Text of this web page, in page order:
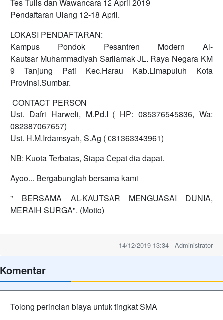
Tes Tulis dan Wawancara 12 April 2019
Pendaftaran Ulang 12-18 April.
LOKASI PENDAFTARAN:
Kampus Pondok Pesantren Modern Al-
Kautsar Muhammadiyah Sarilamak JL. Raya Negara KM
9 Tanjung Pati Kec.Harau Kab.Limapuluh Kota
Provinsi.Sumbar.
CONTACT PERSON
Ust. Dafri Harweli, M.Pd.I ( HP: 085376545836, Wa:
082387067657)
Ust. H.M.Irdamsyah, S.Ag ( 081363343961)
NB: Kuota Terbatas, Siapa Cepat dia dapat.
Ayoo... Bergabunglah bersama kami
" BERSAMA AL-KAUTSAR MENGUASAI DUNIA,
MERAIH SURGA". (Motto)
14/12/2019 13:34 - Administrator
Komentar
Tolong perincian biaya untuk tingkat SMA